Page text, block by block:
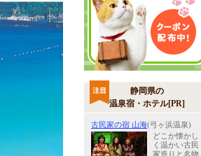
静岡県の
温泉宿・ホテル[PR]
古民家の宿 山海(弓ヶ浜温泉)
どこか懐かし
く温かい古民
家造りと名物